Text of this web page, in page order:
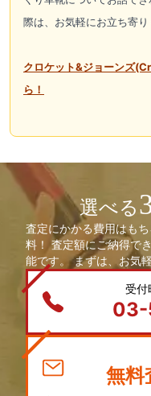
際は、お気軽にお立ち寄り
クロケット&ジョーンズ
ら！
選べる
査定にかかる費用はも
料！ 査定額にご納得で
能です。 まずは、お気
受
03-
無料